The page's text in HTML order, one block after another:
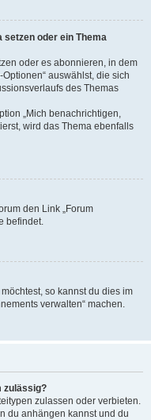
setzen oder ein Thema
oder es abonnieren, in dem
auswählst, die sich
des Themas
„Mich benachrichtigen,
wird das Thema ebenfalls
den Link „Forum
befindet.
so kannst du dies im
verwalten“ machen.
zulässig?
zulassen oder verbieten.
du anhängen kannst und du